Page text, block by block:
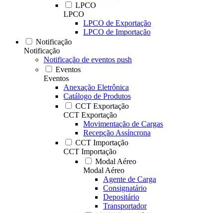
LPCO
LPCO
LPCO de Exportação
LPCO de Importação
Notificação
Notificação
Notificação de eventos push
Eventos
Eventos
Anexação Eletrônica
Catálogo de Produtos
CCT Exportação
CCT Exportação
Movimentação de Cargas
Recepção Assíncrona
CCT Importação
CCT Importação
Modal Aéreo
Modal Aéreo
Agente de Carga
Consignatário
Depositário
Transportador